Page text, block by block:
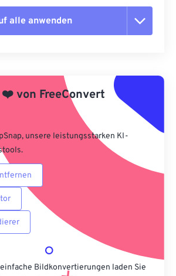
alle anwenden
anwenden
speichern
❤️von FreeConvert
unsere leistungsstarken KI-
Bildkonvertierungen laden Sie